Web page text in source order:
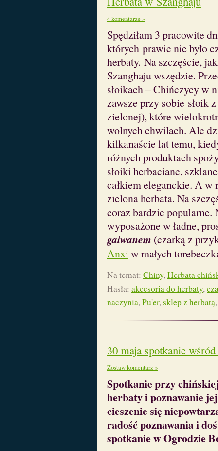
4 komentarze »
Spędziłam 3 pracowite
których prawie nie było
herbaty. Na szczęście,
Szanghaju wszędzie.
słoikach – Chińczycy w
zawsze przy sobie słoik
zielonej), które
wolnych chwilach. Ale
kilkanaście lat temu,
różnych produktach
słoiki herbaciane,
całkiem eleganckie. A
zielona herbata. Na
coraz bardzie popularne.
wyposażone w ładne,
gaiwanem (czarką z
Anxiw małych
Na temat: Chiny,Herbata
Hasła: akcesoria do herbaty,
naczynia,Pu'er, sklep z herbatą
30 maja spotkanie
Zostaw komentarz »
Spotkanie przy
herbaty i poznawanie
cieszenie się
radość poznawania i
spotkanie w Ogrodzie